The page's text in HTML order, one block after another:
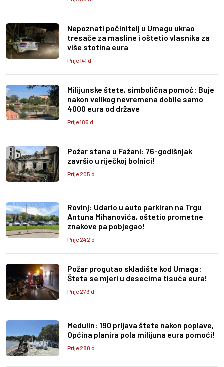
Nepoznati počinitelj u Umagu ukrao
tresače za masline i oštetio vlasnika za
više stotina eura
Prije 141 d
Milijunske štete, simbolična pomoć: Buje
nakon velikog nevremena dobile samo
4000 eura od države
Prije 185 d
Požar stana u Fažani: 76-godišnjak
završio u riječkoj bolnici!
Prije 205 d
Rovinj: Udario u auto parkiran na Trgu
Antuna Mihanovića, oštetio prometne
znakove pa pobjegao!
Prije 242 d
Požar progutao skladište kod Umaga:
Šteta se mjeri u desecima tisuća eura!
Prije 273 d
Medulin: 190 prijava štete nakon poplave,
Općina planira pola milijuna eura pomoći!
Prije 280 d